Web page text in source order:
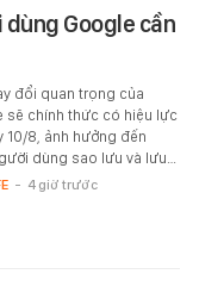
Google cần
đổi quan trọng của
sẽ chính thức có hiệu lực
10/8, ảnh hưởng đến
dùng sao lưu và lưu…
- 4 giờ trước